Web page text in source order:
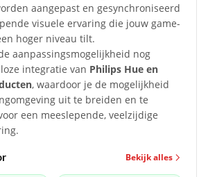
aangepast en gesynchroniseerd
visuele ervaring die jouw game-
hoger niveau tilt.
aanpassingsmogelijkheid nog
integratie van Philips Hue en
, waardoor je de mogelijkheid
uit te breiden en te
een meeslepende, veelzijdige
Bekijk alles